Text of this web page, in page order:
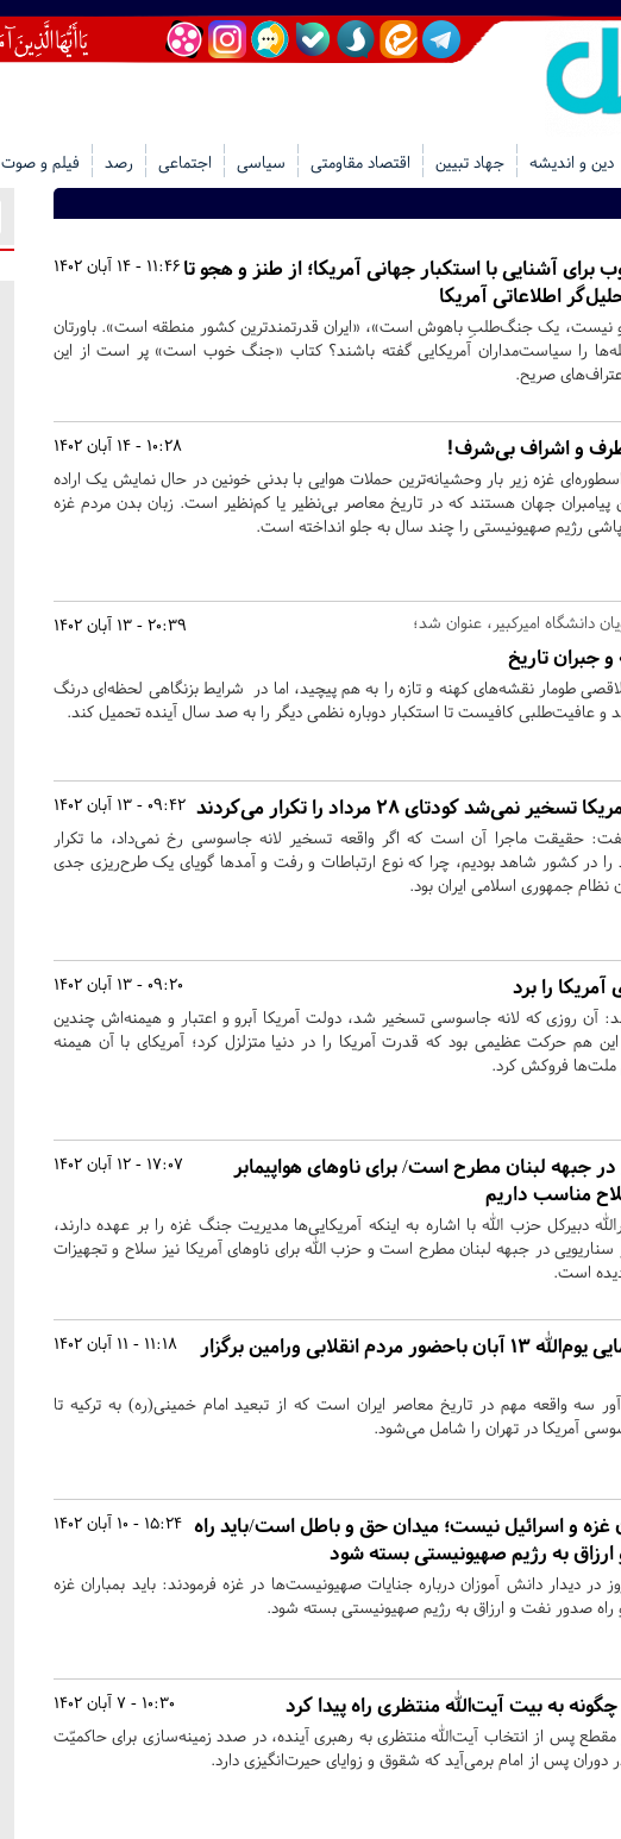
دین و اندیشه جهاد تبیین اقتصاد مقاومتی سیاسی اجتماعی رصد فیلم و صوت
11:46 - 14 آبان 1402 آشنایی با استکبار جهانی آمریکا؛ از طنز و هجو تا
اطلاعاتی آمریکا
نیست، یک جنگ‌طلبِ باهوش است»، «ایران قدرتمندترین کشور منطقه است». باورتان
را سیاست‌مداران آمریکایی گفته باشند؟ کتاب «جنگ خوب است» پر است از این
صریح.
10:28 - 14 آبان 1402 و اشراف بی‌شرف!
غزه زیر بار وحشیانه‌ترین حملات هوایی با بدنی خونین در حال نمایش یک اراده
پیامبران جهان هستند که در تاریخ معاصر بی‌نظیر یا کم‌نظیر است. زبان بدن مردم غزه
رژیم صهیونیستی را چند سال به جلو انداخته است.
20:39 - 13 آبان 1402 دانشگاه امیرکبیر، عنوان شد؛
و جبران تاریخ
طومار نقشه‌های کهنه و تازه را به هم پیچید، اما در شرایط بزنگاهی لحظه‌ای درنگ
و عافیت‌طلبی کافیست تا استکبار دوباره نظمی دیگر را به صد سال آینده تحمیل کند.
09:42 - 13 آبان 1402 نمی‌شد کودتای 28 مرداد را تکرار می‌کردند
حقیقت ماجرا آن است که اگر واقعه تسخیر لانه جاسوسی رخ نمی‌داد، ما تکرار
28 مرداد را در کشور شاهد بودیم، چرا که نوع ارتباطات و رفت و آمدها گویای یک طرح‌ریزی جدی
نظام جمهوری اسلامی ایران بود.
09:20 - 13 آبان 1402
آن روزی که لانه‌ جاسوسی تسخیر شد، دولت آمریکا آبرو و اعتبار و هیمنه‌اش چندین
این هم حرکت عظیمی بود که قدرت آمریکا را در دنیا متزلزل کرد؛ آمریکای با آن هیمنه
ملت‌ها فروکش کرد.
17:07 - 12 آبان 1402
جبهه لبنان مطرح است/ برای ناوهای هواپیمابر
مناسب داریم
دبیرکل حزب الله با اشاره به اینکه آمریکایی‌ها مدیریت جنگ غزه را بر عهده دارند،
سناریویی در جبهه لبنان مطرح است و حزب الله برای ناوهای آمریکا نیز سلاح و تجهیزات
است.
11:18 - 11 آبان 1402
راهپیمایی یوم‌الله 13 آبان باحضور مردم انقلابی ورامین برگزار
یادآور سه واقعه مهم در تاریخ معاصر ایران است که از تبعید امام خمینی(ره) به ترکیه تا
آمریکا در تهران را شامل می‌شود.
15:24 - 10 آبان 1402 غزه و اسرائیل نیست؛ میدان حق و باطل است/باید راه
به رژیم صهیونیستی بسته شود
در دیدار دانش آموزان درباره جنایات صهیونیست‌ها در غزه فرمودند: باید بمباران غزه
راه صدور نفت و ارزاق به رژیم صهیونیستی بسته شود.
10:30 - 7 آبان 1402 به بیت آیت‌الله منتظری راه پیدا کرد
مقطع پس از انتخاب آیت‌الله منتظری به رهبری آینده، در صدد زمینه‌‌سازی برای حاکمیّت
دوران پس از امام برمی‌آید که شقوق و زوایای حیرت‌انگیزی دارد.